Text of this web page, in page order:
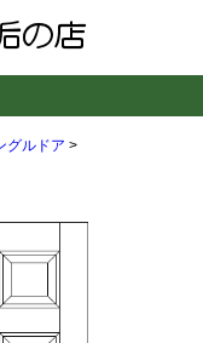
グルドア >